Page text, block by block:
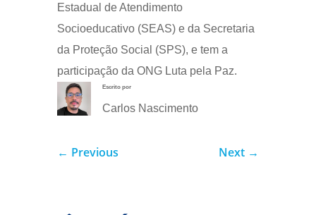
Estadual de Atendimento
Socioeducativo (SEAS) e da Secretaria
da Proteção Social (SPS), e tem a
participação da ONG Luta pela Paz.
Escrito por
Carlos Nascimento
← Previous Next →